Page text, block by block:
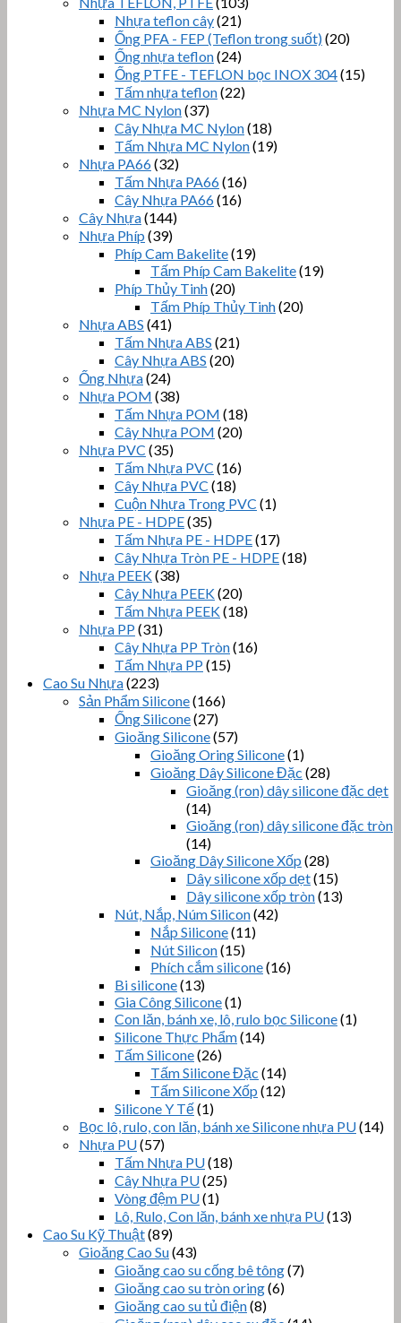
Nhựa teflon cây(21)
Ống PFA - FEP (Teflon trong suốt)(20)
Ống nhựa teflon(24)
Ống PTFE - TEFLON bọc INOX 304(15)
Tấm nhựa teflon(22)
Nhựa MC Nylon(37)
Cây Nhựa MC Nylon(18)
Tấm Nhựa MC Nylon(19)
Nhựa PA66(32)
Tấm Nhựa PA66(16)
Cây Nhựa PA66(16)
Cây Nhựa(144)
Nhựa Phíp (39)
Phíp Cam Bakelite(19)
Tấm Phíp Cam Bakelite(19)
Phíp Thủy Tinh(20)
Tấm Phíp Thủy Tinh(20)
Nhựa ABS (41)
Tấm Nhựa ABS (21)
Cây Nhựa ABS (20)
Ống Nhựa(24)
Nhựa POM (38)
Tấm Nhựa POM (18)
Cây Nhựa POM (20)
Nhựa PVC (35)
Tấm Nhựa PVC (16)
Cây Nhựa PVC (18)
Cuộn Nhựa Trong PVC (1)
Nhựa PE - HDPE(35)
Tấm Nhựa PE - HDPE(17)
Cây Nhựa Tròn PE - HDPE(18)
Nhựa PEEK(38)
Cây Nhựa PEEK(20)
Tấm Nhựa PEEK(18)
Nhựa PP (31)
Cây Nhựa PP Tròn(16)
Tấm Nhựa PP (15)
Cao Su Nhựa(223)
Sản Phẩm Silicone(166)
Ống Silicone(27)
Gioăng Silicone(57)
Gioăng Oring Silicone(1)
Gioăng Dây Silicone Đặc (28)
Gioăng (ron) dây silicone đặc dẹt
(14)
Gioăng (ron) dây silicone đặc tròn
(14)
Gioăng Dây Silicone Xốp (28)
Dây silicone xốp dẹt(15)
Dây silicone xốp tròn(13)
Nút, Nắp, Núm Silicon(42)
Nắp Silicone(11)
Nút Silicon(15)
Phích cắm silicone(16)
Bi silicone(13)
Gia Công Silicone(1)
Con lăn, bánh xe, lô, rulo bọc Silicone(1)
Silicone Thực Phẩm(14)
Tấm Silicone(26)
Tấm Silicone Đặc (14)
Tấm Silicone Xốp (12)
Silicone Y Tế(1)
Bọc lô, rulo, con lăn, bánh xe Silicone nhựa PU(14)
Nhựa PU(57)
Tấm Nhựa PU(18)
Cây Nhựa PU(25)
Vòng đệm PU(1)
Lô, Rulo, Con lăn, bánh xe nhựa PU(13)
Cao Su Kỹ Thuật(89)
Gioăng Cao Su(43)
Gioăng cao su cống bê tông(7)
Gioăng cao su tròn oring(6)
Gioăng cao su tủ điện(8)